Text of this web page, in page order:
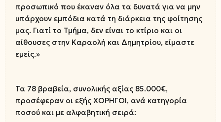
προσωπικό που έκαναν όλα τα δυνατά για να μην
υπάρχουν εμπόδια κατά τη διάρκεια της φοίτησης
μας. Γιατί το Τμήμα, δεν είναι το κτίριο και οι
αίθουσες στην Καραολή και Δημητρίου, είμαστε
εμείς.»
Τα 78 βραβεία, συνολικής αξίας 85.000€,
προσέφεραν οι εξής ΧΟΡΗΓΟΙ, ανά κατηγορία
ποσού και με αλφαβητική σειρά: